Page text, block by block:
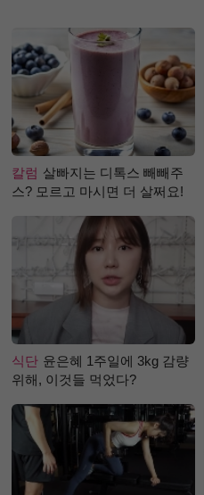
칼럼 살빠지는 디톡스 빼빼주
스? 모르고 마시면 더 살쩌요!
식단 윤은혜 1주일에 3kg 감량
위해, 이것들 먹었다?